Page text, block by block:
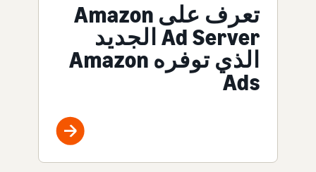
تعرف على Amazon
Ad Server الجديد
الذي توفره Amazon
Ads